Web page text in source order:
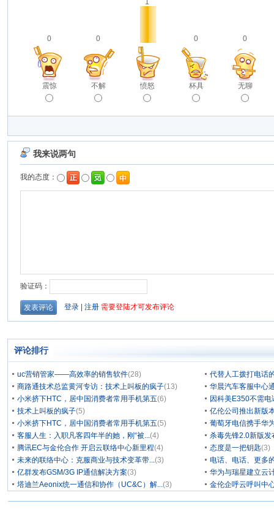
0
震惊
0
不解
1
愤怒
0
杯具
0
无聊
评论排行
uc营销管家——高效率的销售软件(28)
代替人工拨打电话
商路通技术总监黄河专访：技术上叫板的疯子(13)
华晨汽车客服中心
小米挤下HTC，居中国消费者常用手机第五(6)
因科美E350不需
技术上叫板的疯子(5)
亿伦公司推出新版
小米挤下HTC，居中国消费者常用手机第五(5)
葡萄牙电信携手华
客服人生：入职凡客四年半的她，刚“被...(4)
杀毒先锋2.0新版发
腾讯EC与金伦合作 开启云联络中心新里程(4) 态度是一把钥匙(3)
未来的联络中心：克服商业与技术变革带...(3)
电话、电话、更多
亿群发布GSM/3G IP通信解决方案(3)
华为与瑞星建立云
塔迪兰Aeonix统一通信和协作（UC&C）解...(3) 金伦企呼云呼叫中